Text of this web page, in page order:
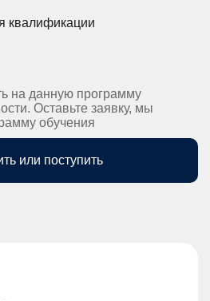
квалификации
на данную программу
Оставьте заявку, мы
обучения
или поступить